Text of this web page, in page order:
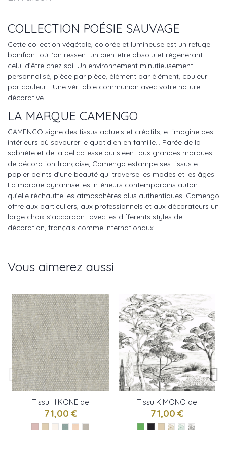
COLLECTION POÉSIE SAUVAGE
Cette collection végétale, colorée et lumineuse est un refuge
bonifiant où l’on ressent un bien-être absolu et régénérant:
celui d’être chez soi. Un environnement minutieusement
personnalisé, pièce par pièce, élément par élément, couleur
par couleur… Une véritable communion avec votre nature
décorative.
LA MARQUE CAMENGO
CAMENGO signe des tissus actuels et créatifs, et imagine des
intérieurs où savourer le quotidien en famille… Parée de la
sobriété et de la délicatesse qui siéent aux grandes marques
de décoration française, Camengo estampe ses tissus et
papier peints d’une beauté qui traverse les modes et les âges.
La marque dynamise les intérieurs contemporains autant
qu’elle réchauffe les atmosphères plus authentiques. Camengo
offre aux particuliers, aux professionnels et aux décorateurs un
large choix s’accordant avec les différents styles de
décoration, français comme internationaux.
Vous aimerez aussi
Tissu HIKONE de
Camengo
71,00 €
Tissu KIMONO de
Camengo
71,00 €